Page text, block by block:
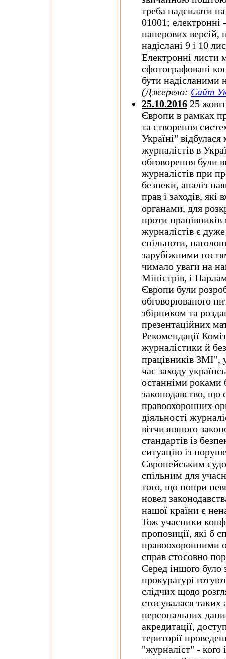
треба надсилати
01001; електронні
паперових версій,
надіслані 9 і 10
Електронні листи
сфотографовані
бути надісланими
(Джерело: Сайт
25.10.2016 25
Європи в рамках
та створення
Україні"
журналістів в
обговорення були
журналістів при
безпеки, аналіз
прав і заходів,
органами, для
проти
журналістів є
спільноти,
зарубіжними
чимало уваги на
Міністрів, і
Європи були
обговорюваного
збірником та
презентаційних
Рекомендації
журналістики й
працівників ЗМІ",
час заходу
останніми роками
законодавство,
правоохоронних
діяльності
вітчизняного
стандартів із
ситуацію із
Європейським
спільним для
того, що попри
новел
нашої країни є
Тож учасники
пропозиції, які б
правоохоронними
справ стосовно
Серед іншого було
прокуратурі
слідчих щодо
стосувалася таких
персональних
акредитації,
території
"журналіст" - кого